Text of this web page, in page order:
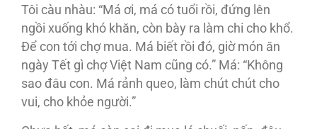
Tôi càu nhàu: “Má ơi, má có tuổi rồi, đứng lên
ngồi xuống khó khăn, còn bày ra làm chi cho khổ.
Ðể con tới chợ mua. Má biết rồi đó, giờ món ăn
ngày Tết gì chợ Việt Nam cũng có.” Má: “Không
sao đâu con. Má rảnh queo, làm chút chút cho
vui, cho khỏe người.”